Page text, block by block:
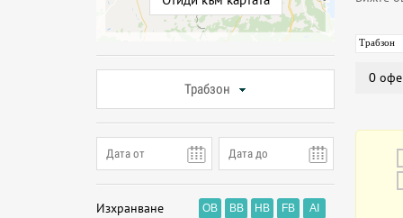
Трабзон
Изхранване OB BB HB FB AI
Трабзон
0